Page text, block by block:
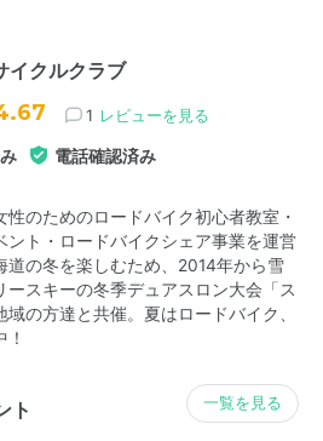
イクルクラブ
1 レビューを見る
電話確認済み
のためのロードバイク初心者教室・
ント・ロードバイクシェア事業を運営
道の冬を楽しむため、2014年から雪
ースキーの冬季デュアスロン大会「ス
の方達と共催。夏はロードバイク、
ト 一覧を見る